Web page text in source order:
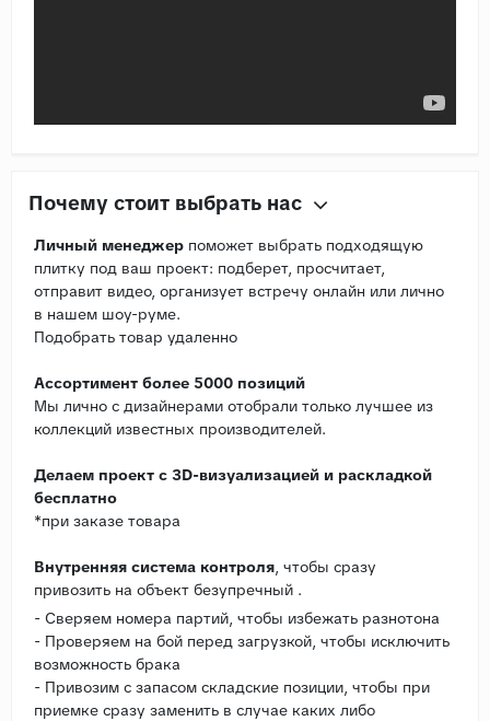
Почему стоит выбрать нас
Личный менеджер поможет выбрать подходящую
плитку под ваш проект: подберет, просчитает,
отправит видео, организует встречу онлайн или лично
в нашем шоу-руме.
Подобрать товар удаленно
Ассортимент более 5000 позиций
Мы лично с дизайнерами отобрали только лучшее из
коллекций известных производителей.
Делаем проект с 3D-визуализацией и раскладкой
бесплатно
*при заказе товара
Внутренняя система контроля, чтобы сразу
привозить на объект безупречный .
- Сверяем номера партий, чтобы избежать разнотона
- Проверяем на бой перед загрузкой, чтобы исключить
возможность брака
- Привозим с запасом складские позиции, чтобы при
приемке сразу заменить в случае каких либо